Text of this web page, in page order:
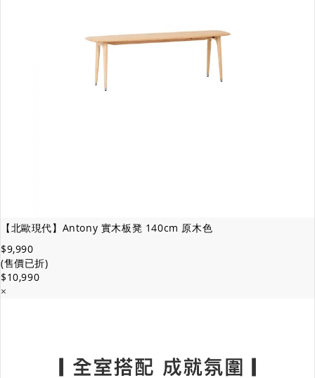
【北歐現代】Antony 實木板凳 140cm 原木色
$9,990
(售價已折)
$10,990
×